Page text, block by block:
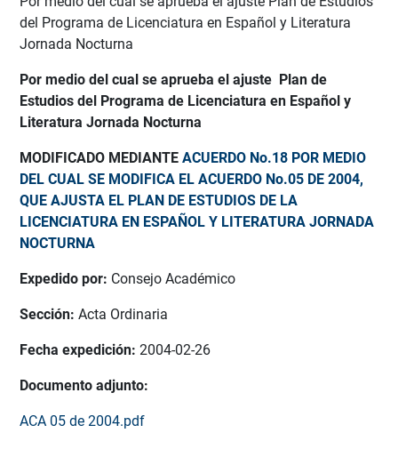
del Programa de Licenciatura en Español y Literatura
Jornada Nocturna
Por medio del cual se aprueba el ajuste Plan de
Estudios del Programa de Licenciatura en Español y
Literatura Jornada Nocturna
MODIFICADO MEDIANTE ACUERDO No.18 POR MEDIO
DEL CUAL SE MODIFICA EL ACUERDO No.05 DE 2004,
QUE AJUSTA EL PLAN DE ESTUDIOS DE LA
LICENCIATURA EN ESPAÑOL Y LITERATURA JORNADA
NOCTURNA
Expedido por: Consejo Académico
Sección: Acta Ordinaria
Fecha expedición: 2004-02-26
Documento adjunto:
ACA 05 de 2004.pdf